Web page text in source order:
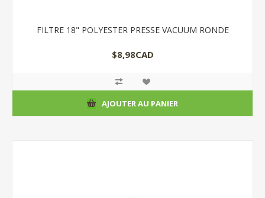
FILTRE 18" POLYESTER PRESSE VACUUM RONDE
$8,98CAD
AJOUTER AU PANIER